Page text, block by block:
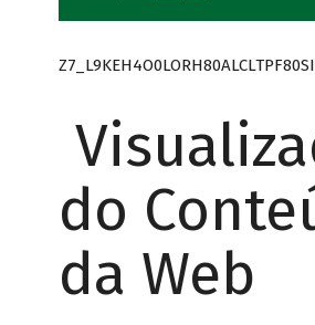
do
da Web